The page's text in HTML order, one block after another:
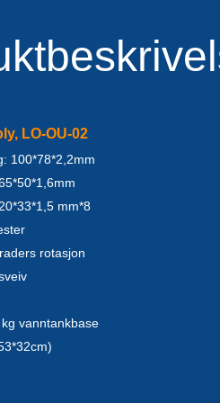
LO-OU-02
100*78*2,2mm
mm*8
rotasjon
vanntankbase